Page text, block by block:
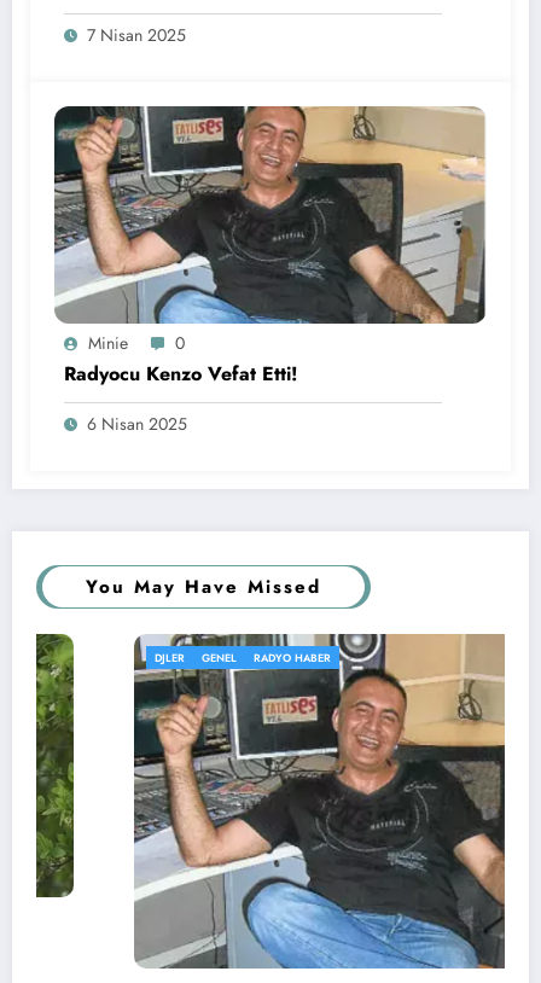
7 Nisan 2025
Minie 0
Radyocu Kenzo Vefat Etti!
6 Nisan 2025
You May Have Missed
DJLER GENEL RADYO HABER